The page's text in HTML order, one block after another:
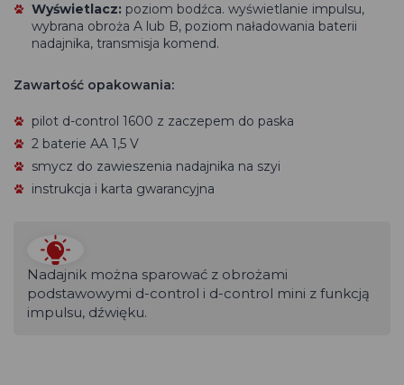
Wyświetlacz: poziom bodźca. wyświetlanie impulsu,
wybrana obroża A lub B, poziom naładowania baterii
nadajnika, transmisja komend.
Zawartość opakowania:
pilot d-control 1600 z zaczepem do paska
2 baterie AA 1,5 V
smycz do zawieszenia nadajnika na szyi
instrukcja i karta gwarancyjna
Nadajnik można sparować z obrożami
podstawowymi d-control i d-control mini z funkcją
impulsu, dźwięku.